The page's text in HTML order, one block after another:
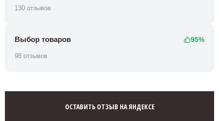
130 отзывов
Выбор товаров 95%
98 отзывов
ОСТАВИТЬ ОТЗЫВ НА ЯНДЕКСЕ